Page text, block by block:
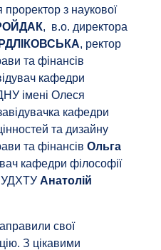
проректор з наукової
, в.о. директора
, ректор
та фінансів
кафедри
імені Олеся
кафедри
та дизайну
та фінансів Ольга
кафедри філософії
УДХТУ Анатолій
свої
З цікавими